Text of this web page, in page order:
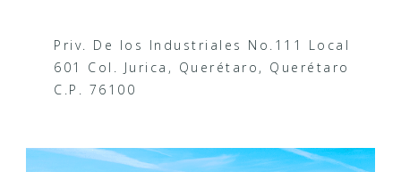
Priv. De los Industriales No.111 Local
601 Col. Jurica, Querétaro, Querétaro
C.P. 76100